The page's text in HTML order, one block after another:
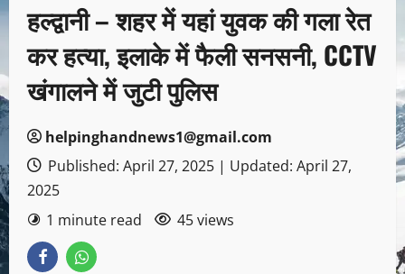
हल्द्वानी – शहर में यहां युवक की गला रेत
कर हत्या, इलाके में फैली सनसनी, CCTV
खंगालने में जुटी पुलिस
helpinghandnews1@gmail.com
Published: April 27, 2025 | Updated: April 27,
2025
1 minute read
45 views